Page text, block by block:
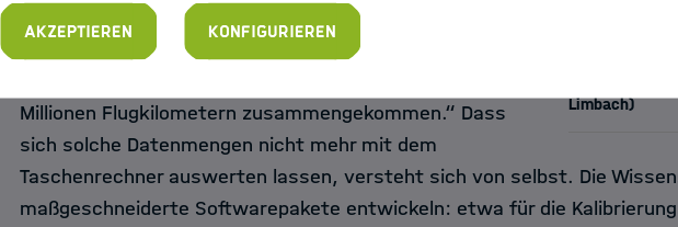
Limbach)
wie Ozon, Kohlenmonoxid und Stickoxide, aber auch
Feinstaub sowie Eis und Wolkenteilchen zu erfassen. In
Millionen Flugkilometern zusammengekommen.“ Dass
sich solche Datenmengen nicht mehr mit dem
Taschenrechner auswerten lassen, versteht sich von selbst. Die
maßgeschneiderte Softwarepakete entwickeln: etwa für die
Akzeptieren Konfigurieren